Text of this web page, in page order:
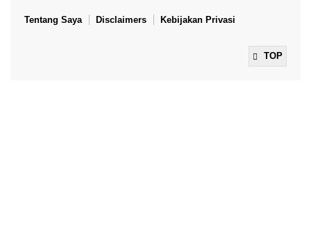
Tentang Saya Disclaimers Kebijakan Privasi
TOP